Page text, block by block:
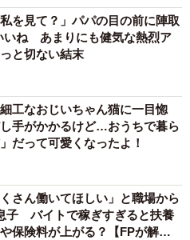
私を見て？」パパの目の前に陣取
いね あまりにも健気な熱烈ア
と切ない結末
工なおじいちゃん猫に一目惚
手がかかるけど…おうちで暮ら
だって可愛くなったよ！
くさん働いてほしい」と職場から
子 バイトで稼ぎすぎると扶養
保険料が上がる？【FPが解